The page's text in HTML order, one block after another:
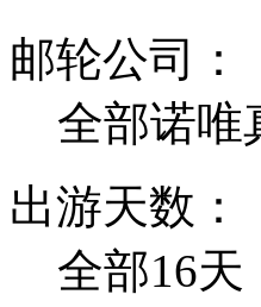
邮轮公司：
全部诺唯
出游天数：
全部16天